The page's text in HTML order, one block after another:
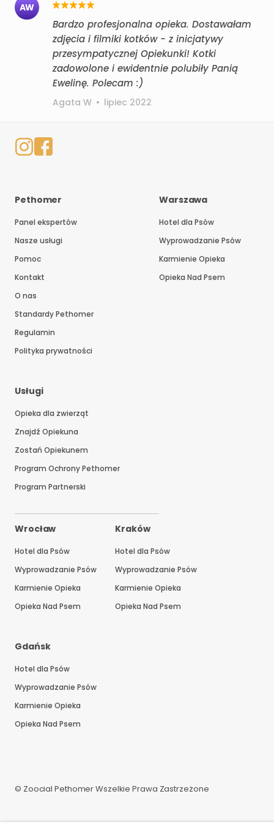
AW
Bardzo profesjonalna opieka. Dostawałam
zdjęcia i filmiki kotków - z inicjatywy
przesympatycznej Opiekunki! Kotki
zadowolone i ewidentnie polubiły Panią
Ewelinę. Polecam :)
Agata W • lipiec 2022
Pethomer
Panel ekspertów
Nasze usługi
Pomoc
Kontakt
O nas
Standardy Pethomer
Regulamin
Polityka prywatności
Usługi
Opieka dla zwierząt
Znajdź Opiekuna
Zostań Opiekunem
Program Ochrony Pethomer
Program Partnerski
Warszawa
Hotel dla Psów
Wyprowadzanie Psów
Karmienie Opieka
Opieka Nad Psem
Wrocław
Hotel dla Psów
Wyprowadzanie Psów
Karmienie Opieka
Opieka Nad Psem
Kraków
Hotel dla Psów
Wyprowadzanie Psów
Karmienie Opieka
Opieka Nad Psem
Gdańsk
Hotel dla Psów
Wyprowadzanie Psów
Karmienie Opieka
Opieka Nad Psem
© Zoocial Pethomer Wszelkie Prawa Zastrzeżone